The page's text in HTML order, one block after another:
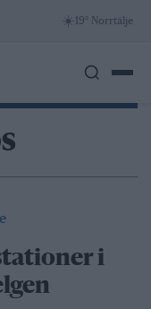
☀️ 19° Norrtälje
i